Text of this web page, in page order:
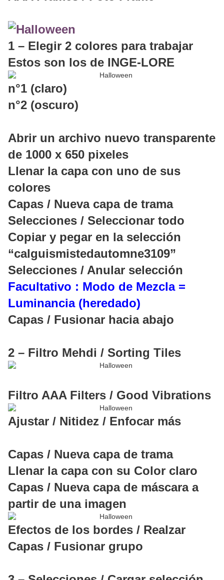
1 – Elegir 2 colores para trabajar
Estos son los de INGE-LORE
n°1 (claro)
n°2 (oscuro)
Abrir un archivo nuevo transparente
de 1000 x 650 pixeles
Llenar la capa con uno de sus
colores
Capas / Nueva capa de trama
Selecciones / Seleccionar todo
Copiar y pegar en la selección
“calguismistedautomne3109”
Selecciones / Anular selección
Facultativo : Modo de Mezcla =
Luminancia (heredado)
Capas / Fusionar hacia abajo
2 – Filtro Mehdi / Sorting Tiles
Filtro AAA Filters / Good Vibrations
Ajustar / Nitidez / Enfocar más
Capas / Nueva capa de trama
Llenar la capa con su Color claro
Capas / Nueva capa de máscara a
partir de una imagen
Efectos de los bordes / Realzar
Capas / Fusionar grupo